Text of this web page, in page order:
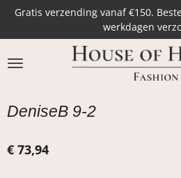
Ga
naar
de
hoofdinhoud
Gratis verzending vanaf €150.
werkdagen
DeniseB 9-2
€ 73,94